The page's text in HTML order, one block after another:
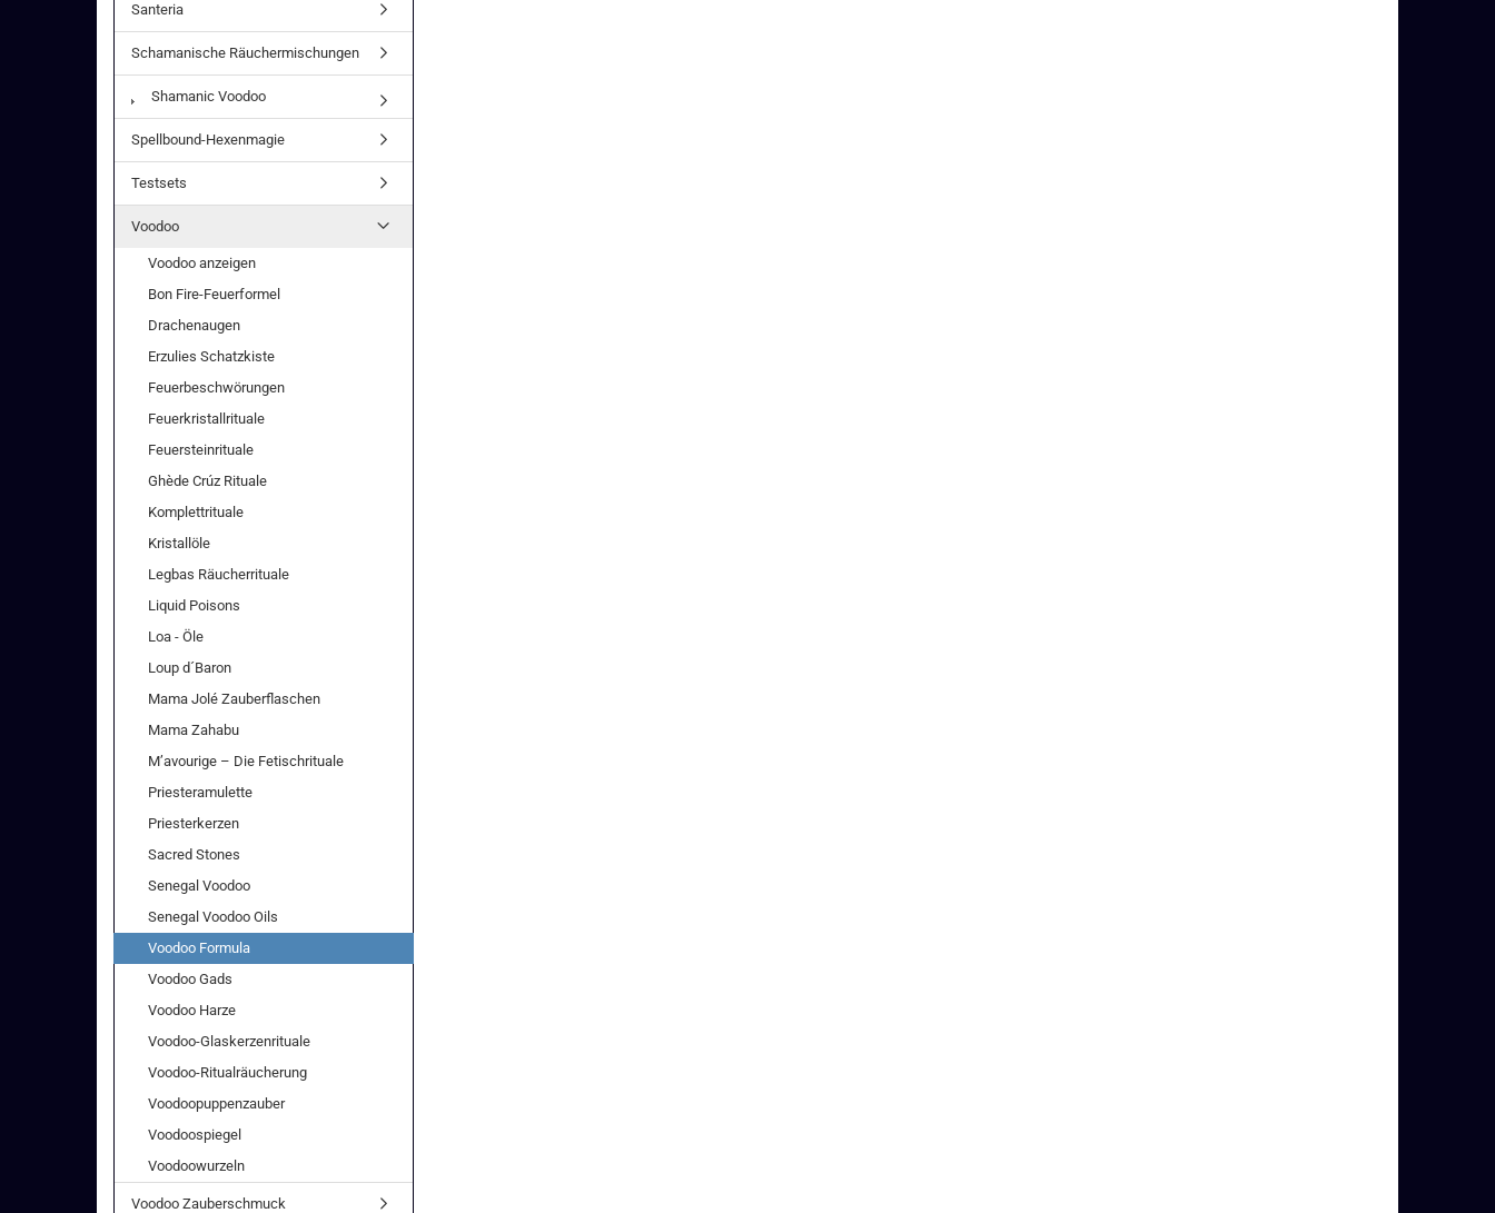
Santeria
Schamanische Räuchermischungen
Shamanic Voodoo
Spellbound-Hexenmagie
Testsets
Voodoo
Voodoo anzeigen
Bon Fire-Feuerformel
Drachenaugen
Erzulies Schatzkiste
Feuerbeschwörungen
Feuerkristallrituale
Feuersteinrituale
Ghède Crúz Rituale
Komplettrituale
Kristallöle
Legbas Räucherrituale
Liquid Poisons
Loa - Öle
Loup d´Baron
Mama Jolé Zauberflaschen
Mama Zahabu
M’avourige – Die Fetischrituale
Priesteramulette
Priesterkerzen
Sacred Stones
Senegal Voodoo
Senegal Voodoo Oils
Voodoo Formula
Voodoo Gads
Voodoo Harze
Voodoo-Glaskerzenrituale
Voodoo-Ritualräucherung
Voodoopuppenzauber
Voodoospiegel
Voodoowurzeln
Voodoo Zauberschmuck